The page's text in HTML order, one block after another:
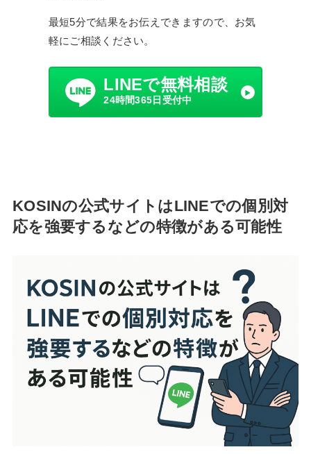
最短5分で結果をお伝えできますので、お気
軽にご相談ください。
LINEで無料相談
24時間365日受付中
KOSINの公式サイトはLINEでの個別対
応を強要するなどの特徴がある可能性